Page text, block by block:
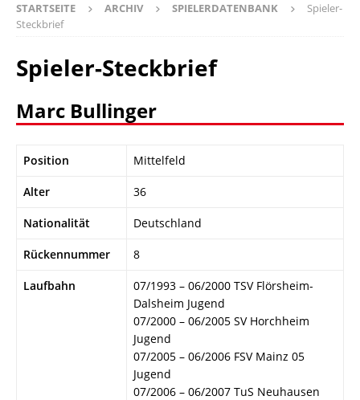
STARTSEITE ARCHIV SPIELERDATENBANK
Spieler-
Steckbrief
Spieler-Steckbrief
Marc Bullinger
Position Mittelfeld
Alter 36
Nationalität Deutschland
Rückennummer 8
Laufbahn
07/1993 – 06/2000 TSV Flörsheim-
Dalsheim Jugend
07/2000 – 06/2005 SV Horchheim
Jugend
07/2005 – 06/2006 FSV Mainz 05
Jugend
07/2006 – 06/2007 TuS Neuhausen